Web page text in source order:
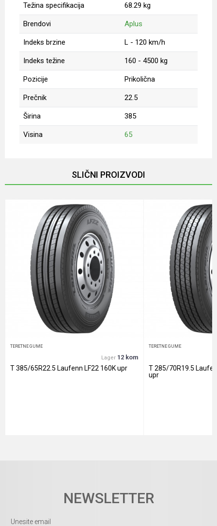
Težina specifikacija 68.29 kg
Brendovi Aplus
Indeks brzine L - 120 km/h
Indeks težine 160 - 4500 kg
Pozicije Prikolična
Prečnik 22.5
Širina 385
Visina 65
Poruka
POŠALJI
SLIČNI PROIZVODI
TERETNE GUME
Lager 12 kom
T 385/65R22.5 Laufenn LF22 160K upr
TERETNE GUME
T 285/70R19.5
upr
NEWSLETTER